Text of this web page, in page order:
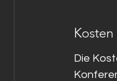
Die